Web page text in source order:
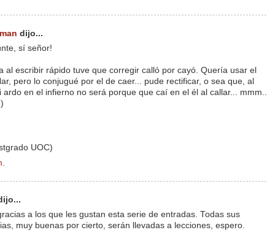
dijo...
sí señor!
al escribir rápido tuve que corregir calló por cayó. Quería usar el
pero lo conjugué por el de caer... pude rectificar, o sea que, al
ardo en el infierno no será porque que caí en el él al callar...
UOC)
a los que les gustan esta serie de entradas. Todas sus
muy buenas por cierto, serán llevadas a lecciones, espero.